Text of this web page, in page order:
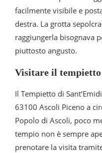
facilmente visibile e
destra. La grotta
raggiungerla bisognava
piuttosto angusto.
Visitare il
Il Tempietto di
63100 Ascoli Piceno a
Popolo di Ascoli, poco
tempio non è sempre
prenotare la visita